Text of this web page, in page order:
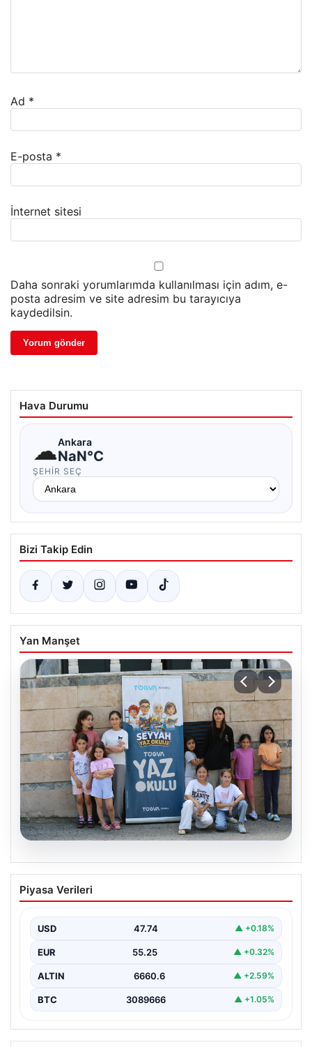
Ad *
E-posta *
İnternet sitesi
Daha sonraki yorumlarımda kullanılması için adım, e-
posta adresim ve site adresim bu tarayıcıya
kaydedilsin.
Hava Durumu
☁Ankara
NaN°C
ŞEHIR SEÇ
Bizi Takip Edin
Yan Manşet
TÜGVA’dan çocuklar için meydan
şenlikleri
Piyasa Verileri
USD 47.74 ▲ +0.18%
EUR 55.25 ▲ +0.32%
ALTIN 6660.6 ▲ +2.59%
BTC 3089666 ▲ +1.05%